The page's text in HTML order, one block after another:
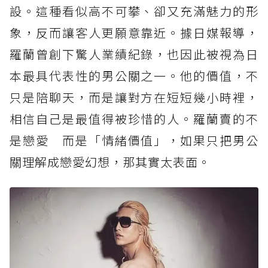
設。這種看似高不可攀、卻又充滿魅力的形
象，反而讓客人更願意靠近。據日媒報導，
羅蘭曾創下驚人業績紀錄，也因此被視為日
本最具代表性的男公關之一。他的價值，不
只是陪聊天，而是讓對方在短短幾小時裡，
相信自己是最值得被珍惜的人。羅蘭賣的不
是戀愛 而是「情緒價值」，如果只把男公
關理解成戀愛幻想，那其實太表面。